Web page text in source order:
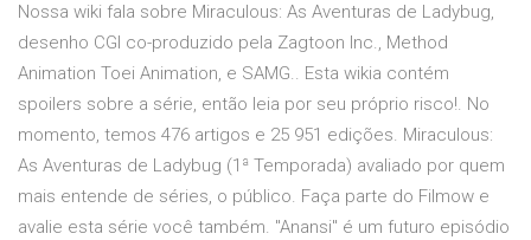
Nossa wiki fala sobre Miraculous: As Aventuras de Ladybug,
desenho CGI co-produzido pela Zagtoon Inc., Method
Animation Toei Animation, e SAMG.. Esta wikia contém
spoilers sobre a série, então leia por seu próprio risco!. No
momento, temos 476 artigos e 25 951 edições. Miraculous:
As Aventuras de Ladybug (1ª Temporada) avaliado por quem
mais entende de séries, o público. Faça parte do Filmow e
avalie esta série você também. "Anansi" é um futuro episódio